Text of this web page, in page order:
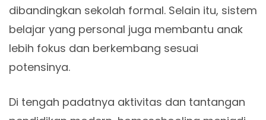
dibandingkan sekolah formal. Selain itu, sistem
belajar yang personal juga membantu anak
lebih fokus dan berkembang sesuai
potensinya.
Di tengah padatnya aktivitas dan tantangan